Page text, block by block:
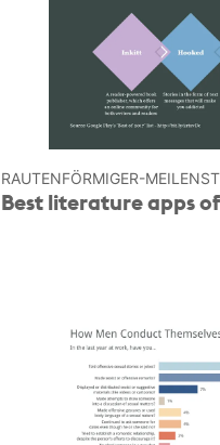
RAUTENFÖRMIGER-
Best literature apps